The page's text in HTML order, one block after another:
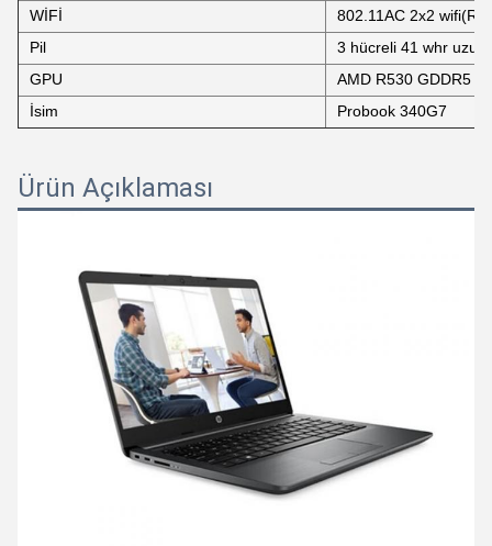
WİFİ
802.11AC 2x2 wifi(RT)
Pil
3 hücreli 41 whr uzun
GPU
AMD R530 GDDR5
İsim
Probook 340G7
Ürün Açıklaması